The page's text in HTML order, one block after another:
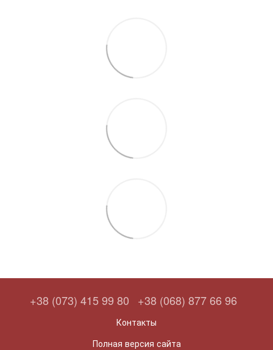
+38 (073) 415 99 80 +38 (068) 877 66 96
Контакты
Полная версия сайта